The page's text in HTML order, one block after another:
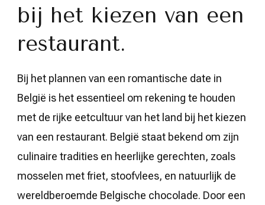
bij het kiezen van een
restaurant.
Bij het plannen van een romantische date in
België is het essentieel om rekening te houden
met de rijke eetcultuur van het land bij het kiezen
van een restaurant. België staat bekend om zijn
culinaire tradities en heerlijke gerechten, zoals
mosselen met friet, stoofvlees, en natuurlijk de
wereldberoemde Belgische chocolade. Door een